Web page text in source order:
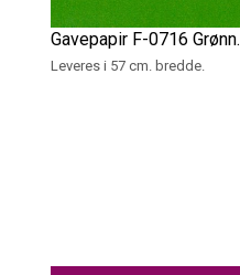
Gavepapir F-0716 Grønn.
Leveres i 57 cm. bredde.